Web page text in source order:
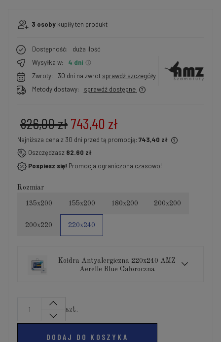
3 osoby kupiłyten produkt
Dostępność:
duża ilość
Wysyłka w:
4 dni
Zwroty:
30 dni na zwrot sprawdź szczegóły
Metody dostawy:
sprawdź dostępne
743,40 zł
826,00 zł
Najniższa cena z 30 dni przed tą promocją: 743,40 zł
Jeżeli produkt jest sprzedawany krócej niż 30 dni,
wyświetlana jest najniższa cena od momentu, kiedy
produkt pojawił się w sprzedaży.
Oszczędzasz 82.60 zł
Pospiesz się! Promocja ograniczona czasowo!
Rozmiar
135x200 155x200 180x200 200x200
200x220 220x240
Kołdra Antyalergiczna 220x240 AMZ
Aerelle Blue Całoroczna
szt.
DODAJ DO KOSZYKA